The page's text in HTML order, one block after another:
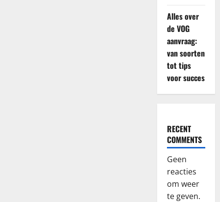
Alles over
de VOG
aanvraag:
van soorten
tot tips
voor succes
RECENT
COMMENTS
Geen
reacties
om weer
te geven.